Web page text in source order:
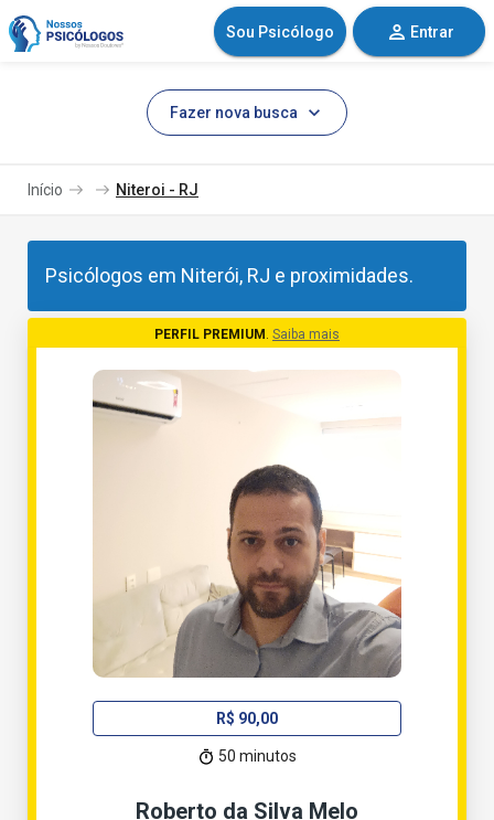
Sou Psicólogo Entrar
Fazer nova busca
Início Niteroi - RJ
Psicólogos em Niterói, RJ e proximidades.
PERFIL PREMIUM Saiba mais
R$ 90,00
50 minutos
Roberto da Silva Melo